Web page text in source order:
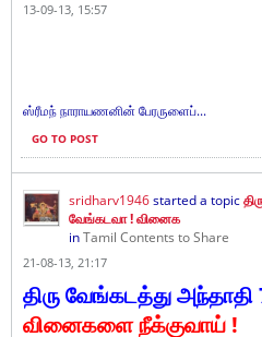
13-09-13, 15:57
ஸ்ரீமந் நாராயணனின் பேரருளைப்...
GO TO POST
sridharv1946started a topic
வேங்கடவா ! வினைக
inTamil Contents to Share
21-08-13, 21:17
திரு வேங்கடத்து அந்தாதி
வினைகளை நீக்குவாய் !